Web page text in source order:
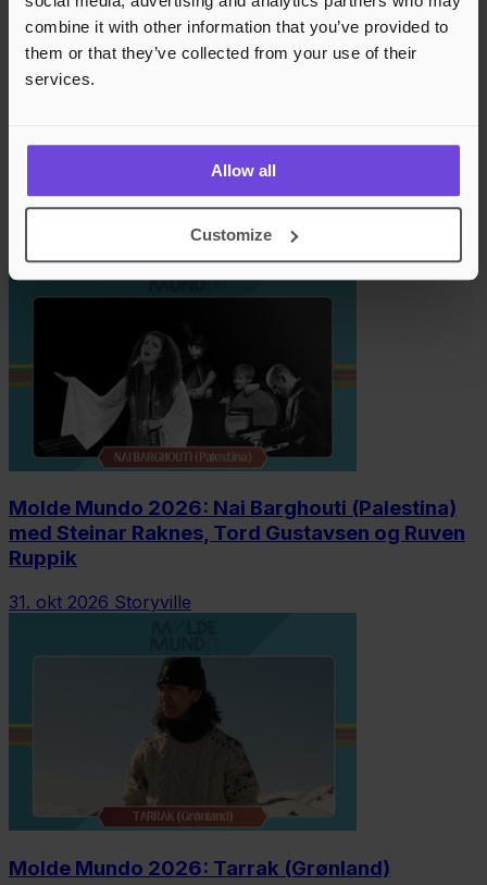
combine it with other information that you’ve provided to
them or that they’ve collected from your use of their
services.
Allow all
Customize
Molde Mundo 2026: Harsha Jerome (Sri Lanka
og Molde)
Die Tankstelle
Molde Mundo 2026: Nai Barghouti (Palestina)
med Steinar Raknes, Tord Gustavsen og Ruven
Ruppik
31. okt 2026 Storyville
Molde Mundo 2026: Tarrak (Grønland)